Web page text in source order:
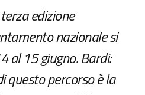
edizione
nazionale si
al 15 giugno. Bardi:
questo percorso è la